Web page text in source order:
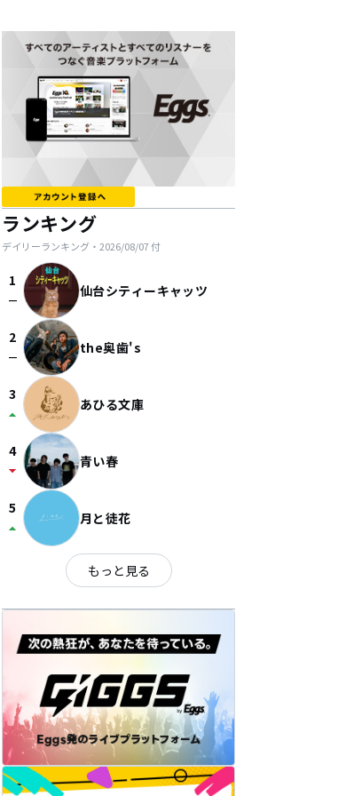
ランキング
デイリーランキング・ 2026/08/07付
1
check_indeterminate_small 仙台シティーキャッツ
2
check_indeterminate_small the奥歯's
3
arrow_drop_up あひる文庫
4
arrow_drop_down 青い春
5
arrow_drop_up 月と徒花
もっと見る